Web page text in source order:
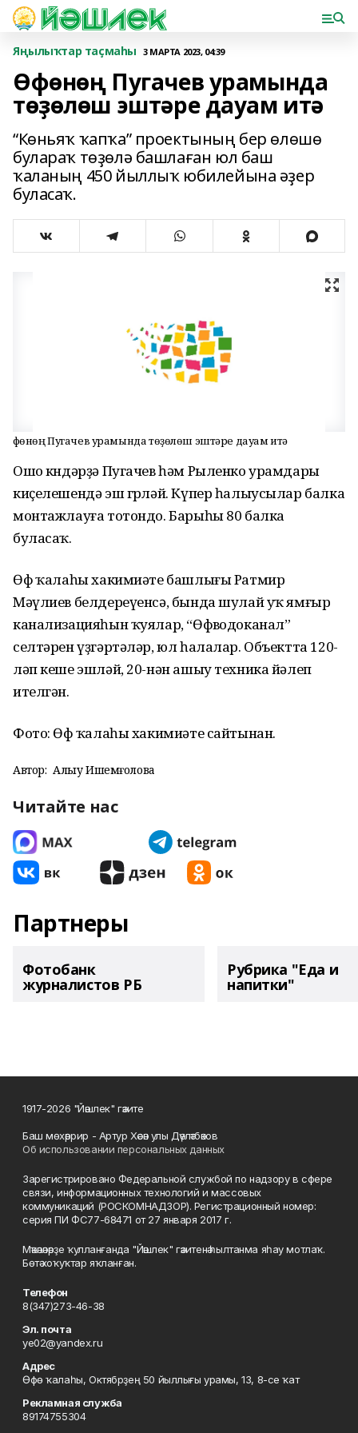
Яңылыҡтар таҫмаһы 3 МАРТА 2023, 04:39
Өфөнөң Пугачев урамында
төҙөлөш эштәре дауам итә
“Көньяҡ ҡапҡа” проектының бер өлөшө
булараҡ төҙөлә башлаған юл баш
ҡаланың 450 йыллыҡ юбилейына әҙер
буласаҡ.
Өфөнөң Пугачев урамында төҙөлөш эштәре дауам итә
Ошо көндәрҙә Пугачев һәм Рыленко урамдары
киҫелешендә эш гөрләй. Күпер һалыусылар балка
монтажлауға тотондо. Барыһы 80 балка
буласаҡ.
Өфө ҡалаһы хакимиәте башлығы Ратмир
Мәүлиев белдереүенсә, бында шулай уҡ ямғыр
канализацияһын ҡуялар, “Өфөводоканал”
селтәрен үҙгәртәләр, юл һалалар. Объектта 120-
ләп кеше эшләй, 20-нән ашыу техника йәлеп
ителгән.
Фото: Өфө ҡалаһы хакимиәте сайтынан.
Автор: Алһыу Ишемғолова
Читайте нас
Партнеры
Фотобанк
журналистов РБ
Рубрика "Еда и
напитки"
1917-2026 "Йәшлек" гәзите
Баш мөхәррир - Артур Хәсән улы Дәүләтбәков
Об использовании персональных данных
Зарегистрировано Федеральной службой по надзору в сфере
связи, информационных технологий и массовых
коммуникаций (РОСКОМНАДЗОР). Регистрационный номер:
серия ПИ ФС77-68471 от 27 января 2017 г.
Мәҡәләләрҙе ҡулланғанда "Йәшлек" гәзитенә һылтанма яһау мотлаҡ.
Бөтә хоҡуҡтар яҡланған.
Телефон
8(347)273-46-38
Эл. почта
ye02@yandex.ru
Адрес
Өфө ҡалаһы, Октябрҙең 50 йыллығы урамы, 13, 8-се ҡат
Рекламная служба
89174755304